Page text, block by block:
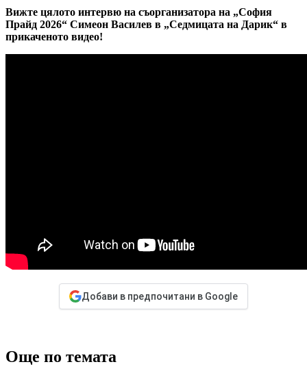
Вижте цялото интервю на съорганизатора на „София
Прайд 2026“ Симеон Василев в „Седмицата на Дарик“ в
прикаченото видео!
Добави в предпочитани в Google
Още по темата